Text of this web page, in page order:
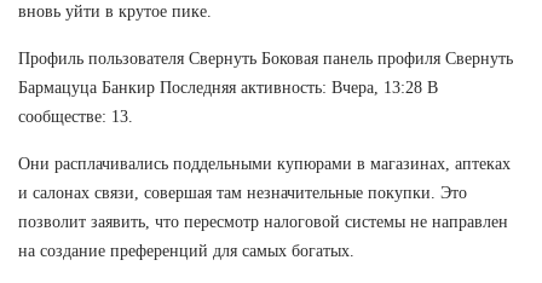
вновь уйти в крутое пике.
Профиль пользователя Свернуть Боковая панель профиля Свернуть
Бармацуца Банкир Последняя активность: Вчера, 13:28 В
сообществе: 13.
Они расплачивались поддельными купюрами в магазинах, аптеках
и салонах связи, совершая там незначительные покупки. Это
позволит заявить, что пересмотр налоговой системы не направлен
на создание преференций для самых богатых.